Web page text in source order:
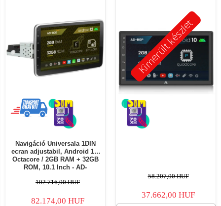
Navigáció Universala 1DIN
ecran adjustabil, Android 12,
Octacore / 2GB RAM + 32GB
ROM, 10.1 Inch - AD-
102.716,00 HUF
82.174,00 HUF
Kimerült készlet
58.207,00 HUF
37.662,00 HUF